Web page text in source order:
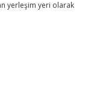
yerleşim yeri olarak